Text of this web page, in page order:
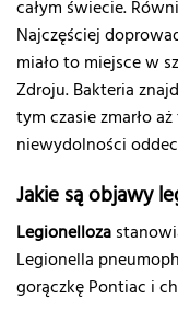
całym świecie.
Najczęściej
miało to miejsce w
Zdroju. Bakteria
tym czasie zmarło
niewydolności
Jakie są objawy
Legionelloza
Legionella
gorączkę Pontiac i